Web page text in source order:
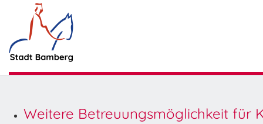
Weitere Betreuungsmöglichkeit für